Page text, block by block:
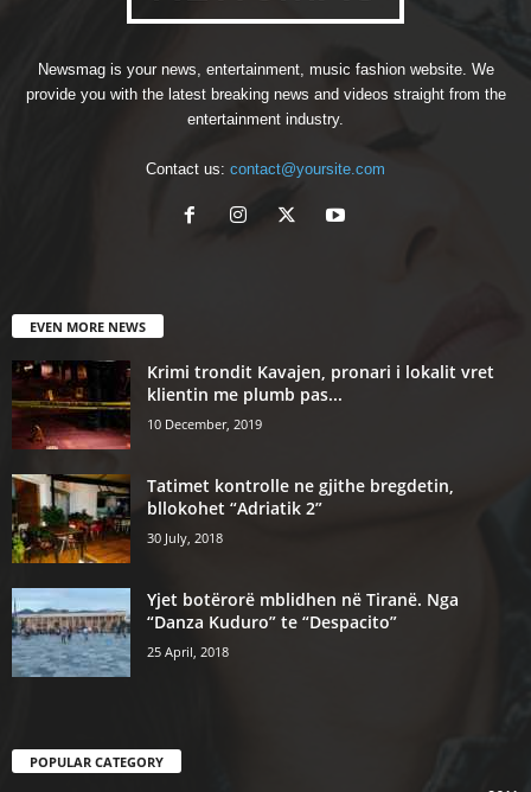
Newsmag is your news, entertainment, music fashion website. We
provide you with the latest breaking news and videos straight from the
entertainment industry.
Contact us: contact@yoursite.com
EVEN MORE NEWS
Krimi trondit Kavajen, pronari i lokalit vret
klientin me plumb pas...
10 December, 2019
Tatimet kontrolle ne gjithe bregdetin,
bllokohet “Adriatik 2”
30 July, 2018
Yjet botërorë mblidhen në Tiranë. Nga
“Danza Kuduro” te “Despacito”
25 April, 2018
POPULAR CATEGORY